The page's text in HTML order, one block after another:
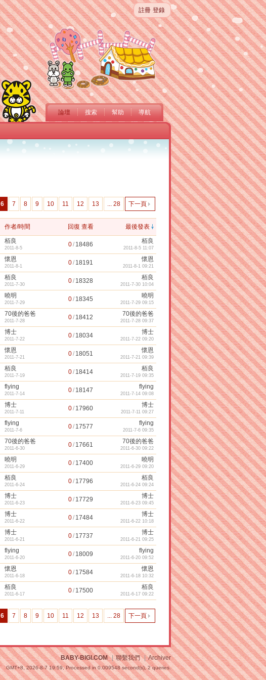
註冊 登錄
論壇 搜索 幫助 導航
6 7 8 9 10 11 12 13 ... 28 下一頁
作者/時間 回復 查看 最後發表
栢良
2011-8-5
0/ 18486 栢良
2011-8-5 11:07
懷恩
2011-8-1
0/ 18191 懷恩
2011-8-1 09:21
栢良
2011-7-30
0/ 18328 栢良
2011-7-30 10:04
曉明
2011-7-29
0/ 18345 曉明
2011-7-29 09:15
70後的爸爸
2011-7-28
0/ 18412 70後的爸爸
2011-7-28 09:37
博士
2011-7-22
0/ 18034 博士
2011-7-22 09:20
懷恩
2011-7-21
0/ 18051 懷恩
2011-7-21 09:39
栢良
2011-7-19
0/ 18414 栢良
2011-7-19 09:35
flying
2011-7-14
0/ 18147 flying
2011-7-14 09:08
博士
2011-7-11
0/ 17960 博士
2011-7-11 09:27
flying
2011-7-6
0/ 17577 flying
2011-7-6 09:35
70後的爸爸
2011-6-30
0/ 17661 70後的爸爸
2011-6-30 09:22
曉明
2011-6-29
0/ 17400 曉明
2011-6-29 09:20
栢良
2011-6-24
0/ 17796 栢良
2011-6-24 09:24
博士
2011-6-23
0/ 17729 博士
2011-6-23 09:45
博士
2011-6-22
0/ 17484 博士
2011-6-22 10:18
博士
2011-6-21
0/ 17737 博士
2011-6-21 09:25
flying
2011-6-20
0/ 18009 flying
2011-6-20 09:52
懷恩
2011-6-18
0/ 17584 懷恩
2011-6-18 10:32
栢良
2011-6-17
0/ 17500 栢良
2011-6-17 09:22
6 7 8 9 10 11 12 13 ... 28 下一頁
BABY-BIGI.COM | 聯繫我們 Archiver
GMT+8, 2026-8-7 19:59,Processed in 0.009548 second(s), 2 queries.